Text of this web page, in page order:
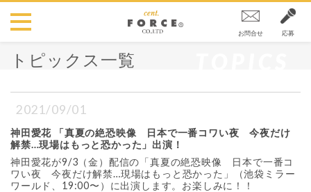
お問合せ 応募
トピックス一覧
2021/09/01
神田愛花 「真夏の絶恐映像 日本で一番コワい夜 今夜だけ
解禁…現場はもっと恐かった」出演！
神田愛花が9/3（金）配信の「真夏の絶恐映像 日本で一番コ
ワい夜 今夜だけ解禁…現場はもっと恐かった」（池袋ミラー
ワールド、19:00〜）に出演します。お楽しみに！！